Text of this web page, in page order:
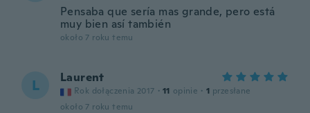
Pensaba que sería mas grande, pero está
muy bien así también
około 7 roku temu
L Laurent
Rok dołączenia 2017 · 11 opinie · 1 przesłane
około 7 roku temu